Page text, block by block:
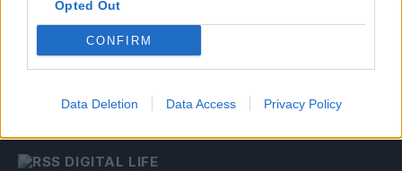
Opted Out
CONFIRM
Data Deletion Data Access Privacy Policy
diadikasia: ο Αριστόδημος Θωμόπουλος αναλαμβάνει
Διευθύνων Σύμβουλος
Υπουργείο Ψηφιακής Διακυβέρνησης & ΤΝ: οι βασικοί
DIGITAL LIFE